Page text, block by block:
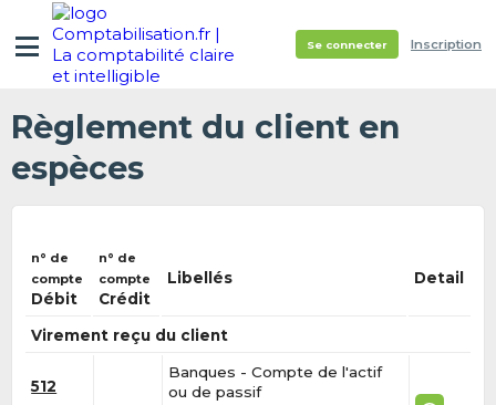
Se connecter Inscription
Règlement du client en
espèces
n° de
compte
Débit
n° de
compte
Crédit
Libellés Detail
Virement reçu du client
512
Banques - Compte de l'actif
ou de passif